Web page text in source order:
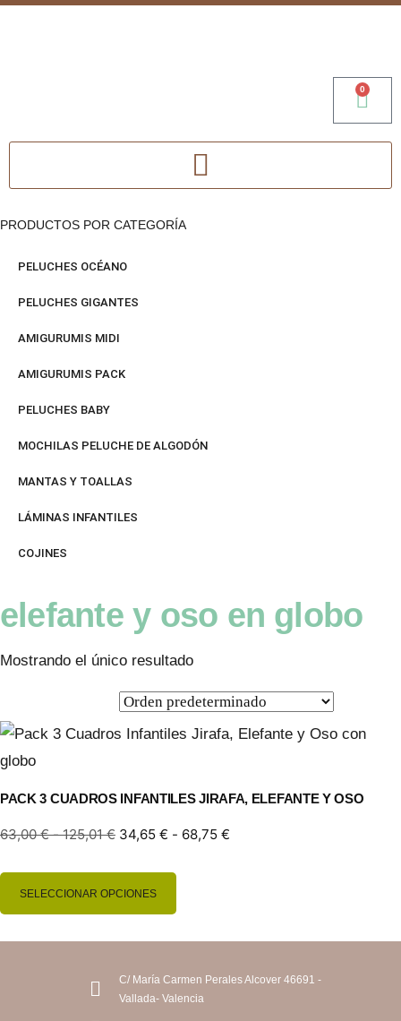
0
PRODUCTOS POR CATEGORÍA
PELUCHES OCÉANO
PELUCHES GIGANTES
AMIGURUMIS MIDI
AMIGURUMIS PACK
PELUCHES BABY
MOCHILAS PELUCHE DE ALGODÓN
MANTAS Y TOALLAS
LÁMINAS INFANTILES
COJINES
elefante y oso en globo
Mostrando el único resultado
PACK 3 CUADROS INFANTILES JIRAFA, ELEFANTE Y OSO
63,00€ - 125,01€ 34,65 € - 68,75 €
SELECCIONAR OPCIONES
C/ María Carmen Perales Alcover 46691 -
Vallada- Valencia